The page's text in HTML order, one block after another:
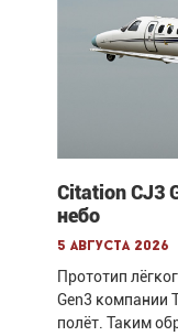
Citation CJ3
небо
5 августа 2026
Прототип
Gen3 компании
полёт. Таким